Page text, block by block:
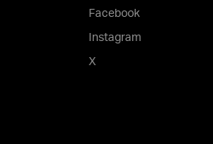
Facebook
Instagram
X